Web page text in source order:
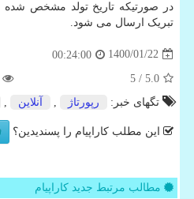
در صورتیکه تاریخ تولد مشخص شده
تبریک ارسال می شود.
1400/01/22
00:24:00
5.0
/ 5
تگهای خبر:
رپورتاژ آنلاین
این مطلب کاراپیام را پسندیدین؟
مطالب مرتبط جدید کاراپیام